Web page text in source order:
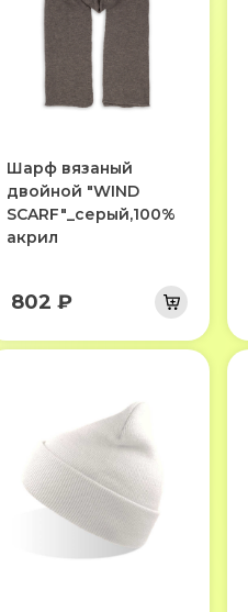
Шарф вязаный
двойной "WIND
SCARF"_серый,100%
акрил
802 ₽